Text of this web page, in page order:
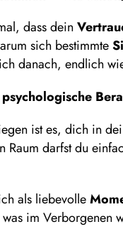
dass dein
sich bestimmte
danach, endlich
ist es, dich in
Raum darfst du
als liebevolle
im Verborgenen